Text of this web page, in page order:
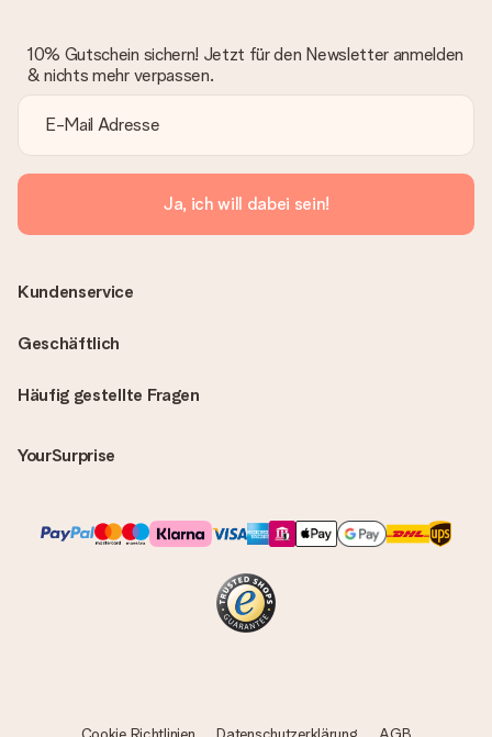
10% Gutschein sichern! Jetzt für den Newsletter anmelden
& nichts mehr verpassen.
Ja, ich will dabei sein!
Häufig gestellte Fragen
YourSurprise
Kundenservice
Geschäftlich